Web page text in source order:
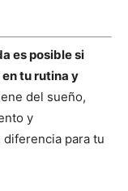
es posible si
tu rutina y
del sueño,
y
para tu